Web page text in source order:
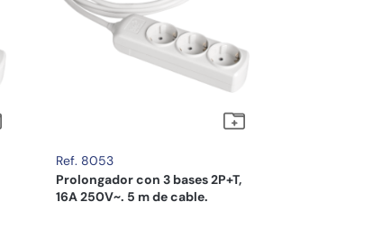
Ref. 8053
Prolongador con 3 bases 2P+T,
16A 250V~. 5 m de cable.